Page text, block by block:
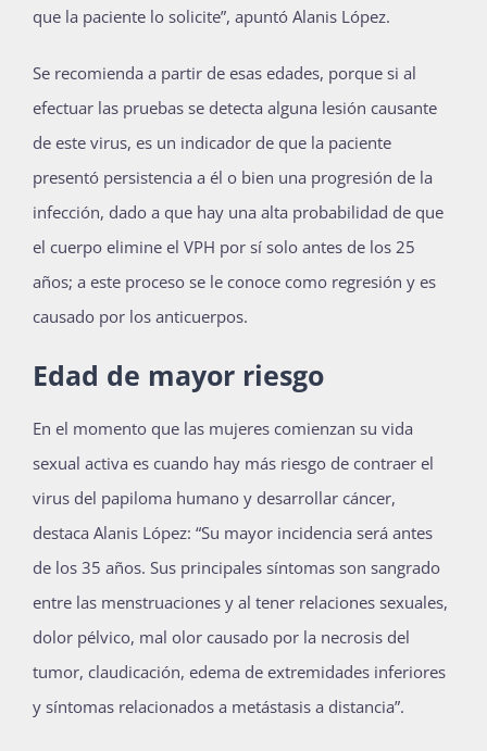
que la paciente lo solicite”, apuntó Alanis López.
Se recomienda a partir de esas edades, porque si al
efectuar las pruebas se detecta alguna lesión causante
de este virus, es un indicador de que la paciente
presentó persistencia a él o bien una progresión de la
infección, dado a que hay una alta probabilidad de que
el cuerpo elimine el VPH por sí solo antes de los 25
años; a este proceso se le conoce como regresión y es
causado por los anticuerpos.
Edad de mayor riesgo
En el momento que las mujeres comienzan su vida
sexual activa es cuando hay más riesgo de contraer el
virus del papiloma humano y desarrollar cáncer,
destaca Alanis López: “Su mayor incidencia será antes
de los 35 años. Sus principales síntomas son sangrado
entre las menstruaciones y al tener relaciones sexuales,
dolor pélvico, mal olor causado por la necrosis del
tumor, claudicación, edema de extremidades inferiores
y síntomas relacionados a metástasis a distancia”.